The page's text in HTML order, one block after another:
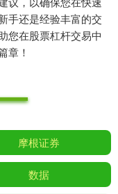
手还是经验丰富的交
您在股票杠杆交易中
章！
摩根证券
数据